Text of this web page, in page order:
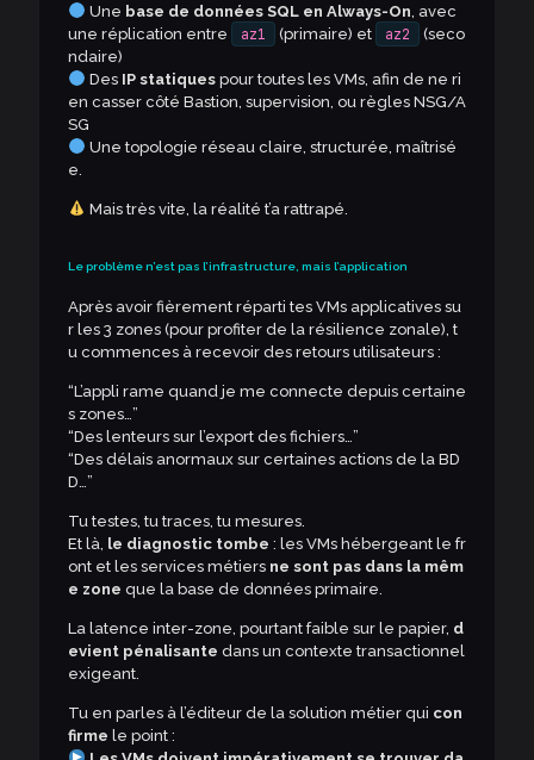
Une base de données SQL en Always-On , avec
une réplication entre
az1 (primaire) et az2
(seco
ndaire)
Des IP statiquespour toutes les VMs, afin de ne ri
en casser côté Bastion, supervision, ou règles NSG/A
SG
Une topologie réseau claire, structurée, maîtrisé
e.
Mais très vite, la réalité t’a rattrapé.
Le problème n’est pas l’infrastructure, mais l’application
Après avoir fièrement réparti tes VMs applicatives su
r les 3 zones (pour profiter de la résilience zonale), t
u commences à recevoir des retours utilisateurs :
“L’appli rame quand je me connecte depuis certaine
s zones…”
“Des lenteurs sur l’export des fichiers…”
“Des délais anormaux sur certaines actions de la BD
D…”
Tu testes, tu traces, tu mesures.
Et là, le diagnostic tombe : les VMs hébergeant le fr
ont et les services métiers ne sont pas dans la mêm
e zone que la base de données primaire.
La latence inter-zone, pourtant faible sur le papier, d
evient pénalisante dans un contexte transactionnel
exigeant.
Tu en parles à l’éditeur de la solution métier qui con
firme le point :